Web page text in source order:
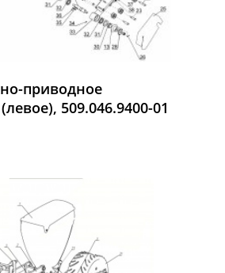
приводное
509.046.9400-01